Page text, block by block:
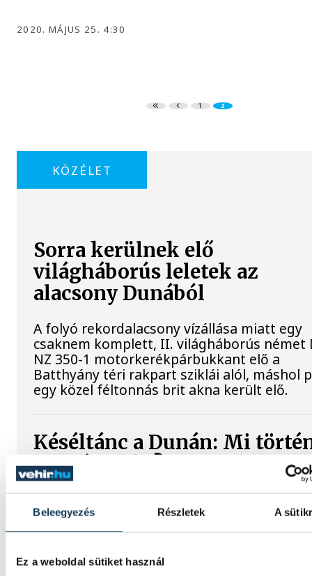
Beleegyezés Részletek A
Ez a weboldal sütiket használ
2020. MÁJUS 25. 4:30
1 2
KÖZÉLET
Sorra kerülnek elő
világháborús leletek az
alacsony Dunából
A folyó rekordalacsony vízállása miatt egy
csaknem komplett, II. világháborús német
NZ 350-1 motorkerékpárbukkant elő a
Batthyány téri rakpart sziklái alól, máshol
egy közel féltonnás brit akna került elő.
Késéltánc a Dunán: Mi
ha leáll Paks?
Mártha Imre, az MVM Zrt. egykori
vezérigazgatója ATV-n Rónai Egonnak
interjújában vázolta fel a Paksi
szakember, aki korábban éveken át felelt a